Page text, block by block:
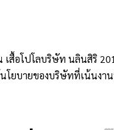
สื้อโปโลบริษัท นลินสิริ
โยบายของบริษัทที่เน้นงา